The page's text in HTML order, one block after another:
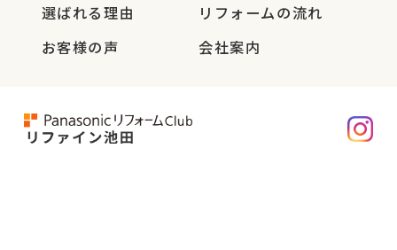
選ばれる理由
リフォームの流れ
お客様の声
会社案内